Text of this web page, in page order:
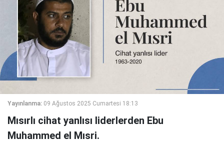
Yayınlanma: 09 Ağustos 2025 Cumartesi 18:13
Mısırlı cihat yanlısı liderlerden Ebu
Muhammed el Mısri.